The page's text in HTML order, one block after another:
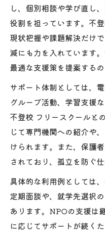
し、個別相談や学び直し
役割を担っています。不
現状把握や課題解決だけ
減にも力を入れています
最適な支援策を提案するの
サポート体制としては、
グループ活動、学習支援
不登校 フリースクールと
じて専門機関への紹介や
けられます。また、保護
されており、孤立を防ぐ
具体的な利用例としては
定期面談や、就学先選択
あります。NPOの支援は
に応じてサポートが続く